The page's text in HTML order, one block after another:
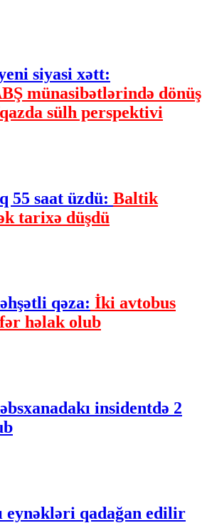
siyasi xətt:
münasibətlərində dönüş
sülh perspektivi
55 saat üzdü: Baltik
tarixə düşdü
qəza: İki avtobus
həlak olub
insidentdə 2
eynəkləri qadağan edilir